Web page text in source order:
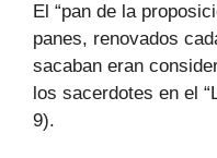
El “pan de la
panes, renovados
sacaban eran
los sacerdotes en el
9).